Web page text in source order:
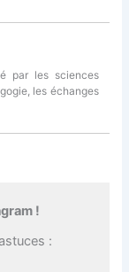
par les sciences
les échanges
!
: